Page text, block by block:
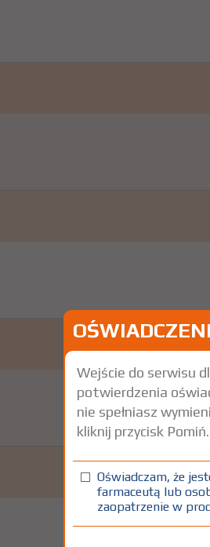
Wejście do serwisu
potwierdzenia
nie spełniasz
kliknij przycisk Pomiń.
Oświadczam, że
farmaceutą lub
zaopatrzenie w